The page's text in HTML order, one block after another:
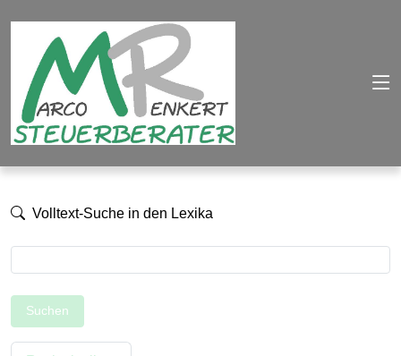
Volltext-Suche in den Lexika
Suchen